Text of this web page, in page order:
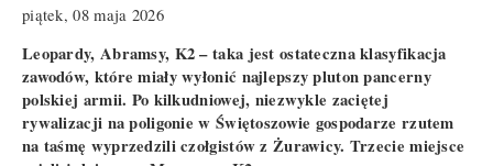
piątek, 08 maja 2026
Leopardy, Abramsy, K2 – taka jest ostateczna klasyfikacja
zawodów, które miały wyłonić najlepszy pluton pancerny
polskiej armii. Po kilkudniowej, niezwykle zaciętej
rywalizacji na poligonie w Świętoszowie gospodarze rzutem
na taśmę wyprzedzili czołgistów z Żurawicy. Trzecie miejsce